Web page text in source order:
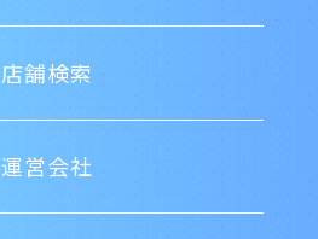
店舗検索
運営会社